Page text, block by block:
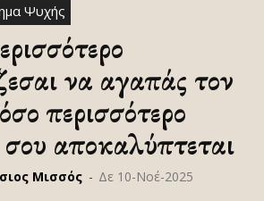
Ψυχής
να αγαπάς τον
περισσότερο
αποκαλύπτεται
Μισσός - Δε 10-Νοέ-2025